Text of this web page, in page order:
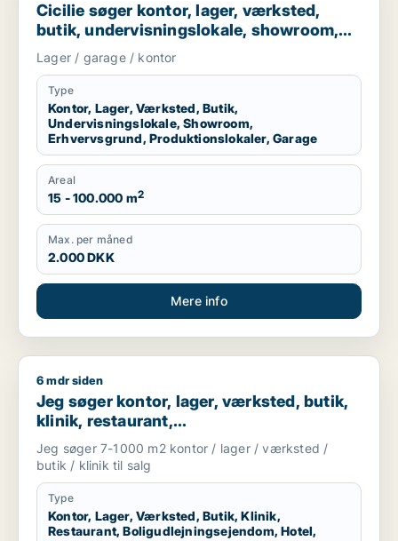
Cicilie søger kontor, lager, værksted,
butik, undervisningslokale, showroom,
erhvervsgrund, produktionslokaler eller
garage til leje i Region Sjælland eller
Nordsjælland
Lager / garage / kontor
Type
Kontor, Lager, Værksted, Butik,
Undervisningslokale, Showroom,
Erhvervsgrund, Produktionslokaler, Garage
Areal
15 - 100.000 m2
Max. per måned
2.000 DKK
Mere info
Jeg søger kontor, lager, værksted, butik, klinik, restaurant,
6 mdr siden
Jeg søger kontor, lager, værksted, butik,
klinik, restaurant,
boligudlejningsejendom, hotel eller
produktionslokaler til salg i Vordingborg,
Guldborgsund eller Lolland
Jeg søger 7-1000 m2 kontor / lager / værksted /
butik / klinik til salg
Type
Kontor, Lager, Værksted, Butik, Klinik,
Restaurant, Boligudlejningsejendom, Hotel,